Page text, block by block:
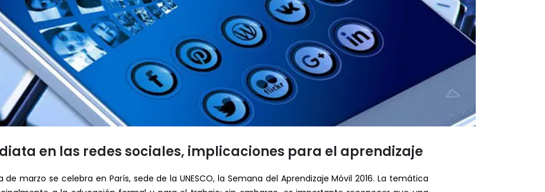
en las redes sociales, implicaciones para el aprendizaje
marzo se celebra en París, sede de la UNESCO, la Semana del Aprendizaje Móvil 2016. La temática